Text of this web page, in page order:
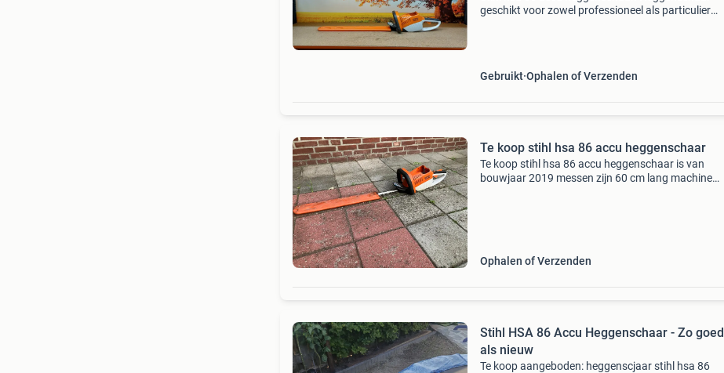
geschikt voor zowel professioneel als particulier
Gebruikt Ophalen of Verzenden
Te koop stihl hsa 86 accu heggenschaar
Te koop stihl hsa 86 accu heggenschaar is van
bouwjaar 2019 messen zijn 60 cm lang machine
Ophalen of Verzenden
Stihl HSA 86 Accu Heggenschaar - Zo goed
als nieuw
Te koop aangeboden: heggenscjaar stihl hsa 86